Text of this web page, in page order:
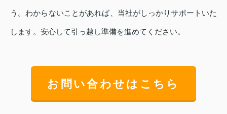
う。わからないことがあれば、当社がしっかりサポートいた
します。安心して引っ越し準備を進めてください。
お問い合わせはこちら